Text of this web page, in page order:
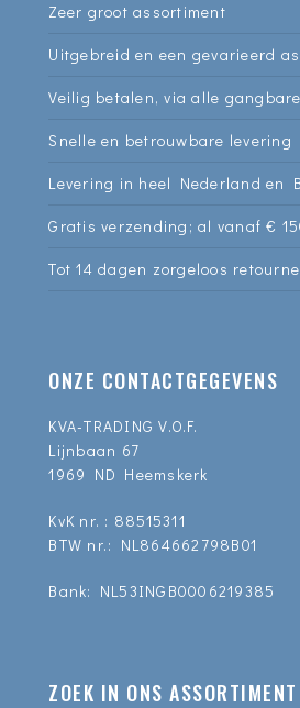
Zeer groot assortiment
Uitgebreid en een gevarieerd
Veilig betalen, via alle
Snelle en betrouwbare levering
Levering in heel Nederland en
Gratis verzending; al vanaf €
Tot 14 dagen zorgeloos
ONZE CONTACTGEGEVENS
KVA-TRADING V.O.F.
Lijnbaan 67
1969 ND Heemskerk
KvK nr. : 88515311
BTW nr.: NL864662798B01
Bank: NL53INGB0006219385
ZOEK IN ONS ASSORTIMENT